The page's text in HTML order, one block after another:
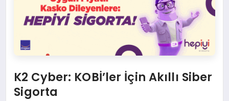
K2 Cyber: KOBİ’ler İçin Akıllı Siber
Sigorta